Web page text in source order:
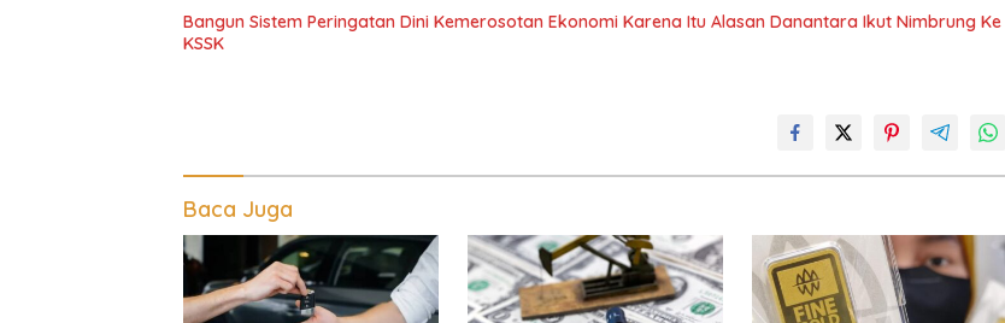
Bangun Sistem Peringatan Dini Kemerosotan Ekonomi Karena Itu Alasan Danantara Ikut Nimbrung Ke
KSSK
Baca Juga